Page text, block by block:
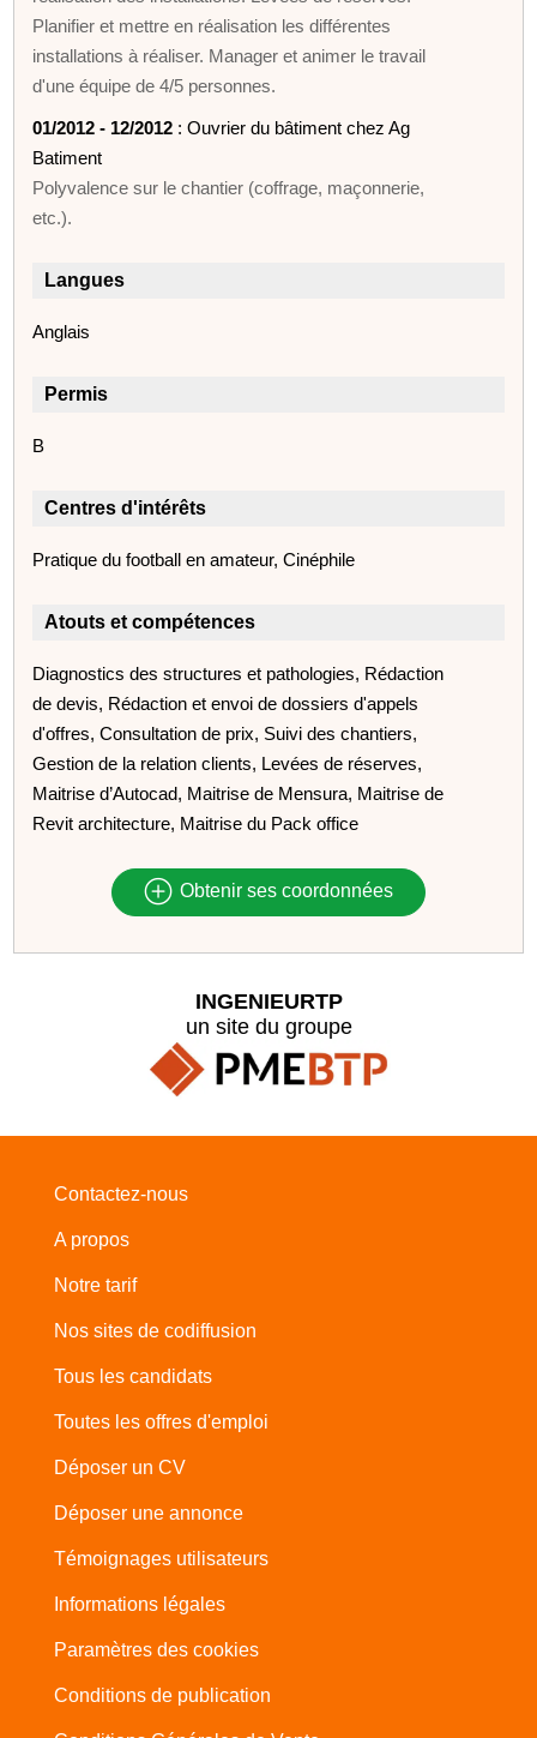
Planifier et mettre en réalisation les différentes
installations à réaliser. Manager et animer le travail
d'une équipe de 4/5 personnes.
01/2012 - 12/2012 : Ouvrier du bâtiment chez Ag
Batiment
Polyvalence sur le chantier (coffrage, maçonnerie,
etc.).
Langues
Anglais
Permis
B
Centres d'intérêts
Pratique du football en amateur, Cinéphile
Atouts et compétences
Diagnostics des structures et pathologies, Rédaction
de devis, Rédaction et envoi de dossiers d'appels
d'offres, Consultation de prix, Suivi des chantiers,
Gestion de la relation clients, Levées de réserves,
Maitrise d’Autocad, Maitrise de Mensura, Maitrise de
Revit architecture, Maitrise du Pack office
Obtenir ses coordonnées
INGENIEURTP
un site du groupe
Contactez-nous
A propos
Notre tarif
Nos sites de codiffusion
Tous les candidats
Toutes les offres d'emploi
Déposer un CV
Déposer une annonce
Témoignages utilisateurs
Informations légales
Paramètres des cookies
Conditions de publication